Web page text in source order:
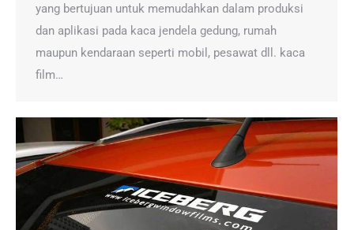
yang bertujuan untuk memudahkan dalam produksi
dan aplikasi pada kaca jendela gedung, rumah
maupun kendaraan seperti mobil, pesawat dll. kaca
film…